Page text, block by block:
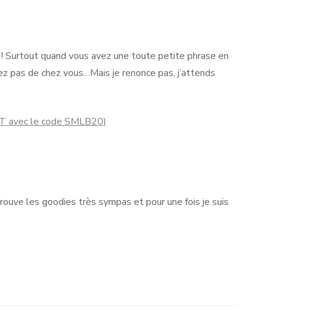
quand vous avez une toute petite phrase en
pas de chez vous…Mais je renonce pas, j’attends
avec le code SMLB20)
les goodies très sympas et pour une fois je suis